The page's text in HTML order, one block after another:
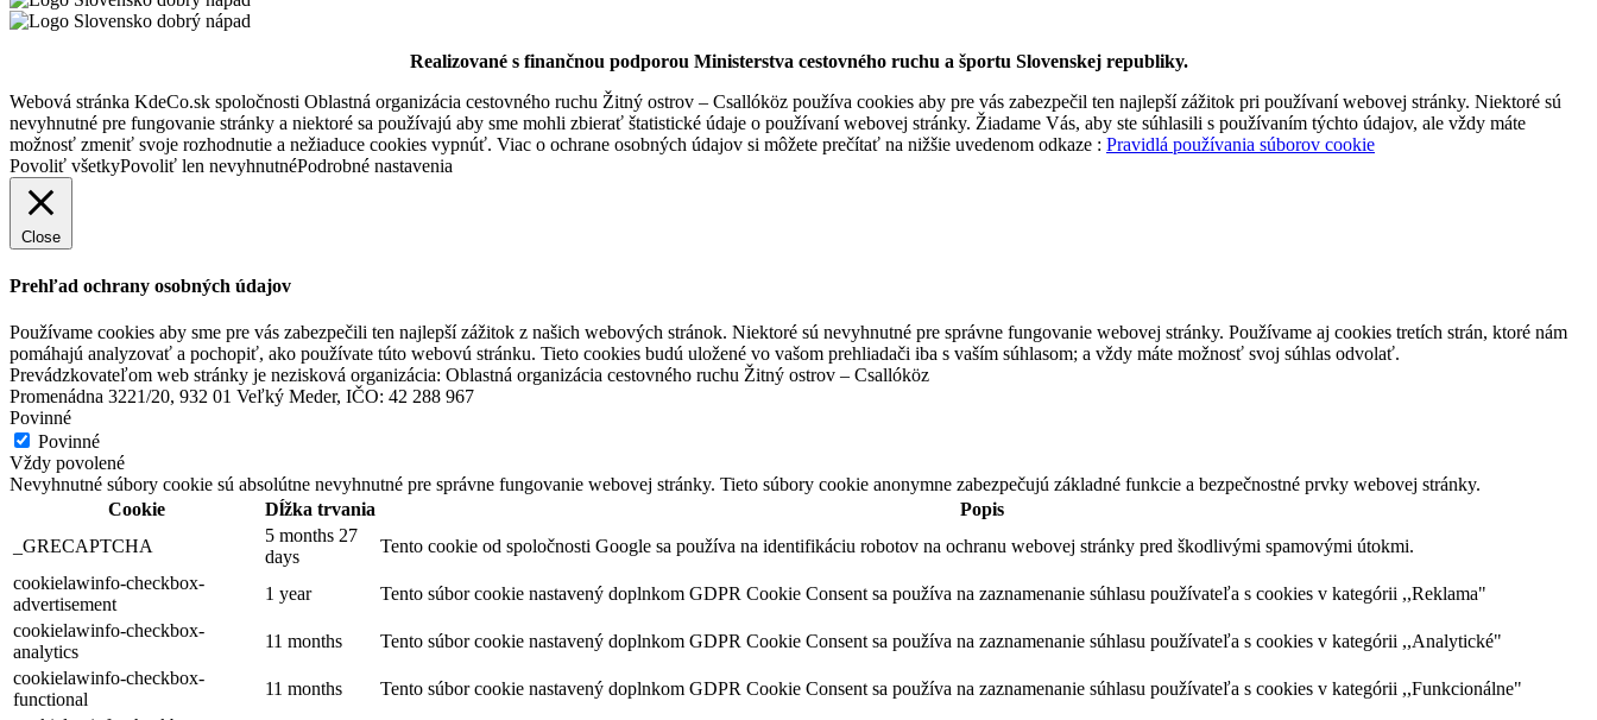
Kyselica, September 05
FestivalKoncert
Mesto Šamorín
Šamorín, Január 01
FestivalKoncert
Dni svätého Štefana v Šamoríne
Thermalpark Dunajská Streda
Realizované s finančnou podporou Ministerstva cestovného ruchu a športu Slovenskej republiky.
Webová stránka KdeCo.sk spoločnosti Oblastná organizácia cestovného ruchu Žitný ostrov – Csallóköz používa cookies aby pre vás zabezpečil ten najlepší zážitok pri používaní webovej stránky. Niektoré sú
nevyhnutné pre fungovanie stránky a niektoré sa používajú aby sme mohli zbierať štatistické údaje o používaní webovej stránky. Žiadame Vás, aby ste súhlasili s používaním týchto údajov, ale vždy máte
možnosť zmeniť svoje rozhodnutie a nežiaduce cookies vypnúť. Viac o ochrane osobných údajov si môžete prečítať na nižšie uvedenom odkaze : Pravidlá používania súborov cookie
Povoliť všetkyPovoliť len nevyhnutnéPodrobné nastavenia
Close
Prehľad ochrany osobných údajov
Používame cookies aby sme pre vás zabezpečili ten najlepší zážitok z našich webových stránok. Niektoré sú nevyhnutné pre správne fungovanie webovej stránky. Používame aj cookies tretích strán, ktoré nám
pomáhajú analyzovať a pochopiť, ako používate túto webovú stránku. Tieto cookies budú uložené vo vašom prehliadači iba s vaším súhlasom; a vždy máte možnosť svoj súhlas odvolať.
Prevádzkovateľom web stránky je nezisková organizácia: Oblastná organizácia cestovného ruchu Žitný ostrov – Csallóköz
Promenádna 3221/20, 932 01 Veľký Meder, IČO: 42 288 967
Povinné
Povinné
Vždy povolené
Nevyhnutné súbory cookie sú absolútne nevyhnutné pre správne fungovanie webovej stránky. Tieto súbory cookie anonymne zabezpečujú základné funkcie a bezpečnostné prvky webovej stránky.
Cookie
Dĺžka trvania
Popis
_GRECAPTCHA
5 months 27
days
Tento cookie od spoločnosti Google sa používa na identifikáciu robotov na ochranu webovej stránky pred škodlivými spamovými útokmi.
cookielawinfo-checkbox-
advertisement
1 year
Tento súbor cookie nastavený doplnkom GDPR Cookie Consent sa používa na zaznamenanie súhlasu používateľa s cookies v kategórii ,,Reklama"
cookielawinfo-checkbox-
analytics
11 months
Tento súbor cookie nastavený doplnkom GDPR Cookie Consent sa používa na zaznamenanie súhlasu používateľa s cookies v kategórii ,,Analytické"
cookielawinfo-checkbox-
functional
11 months
Tento súbor cookie nastavený doplnkom GDPR Cookie Consent sa používa na zaznamenanie súhlasu používateľa s cookies v kategórii ,,Funkcionálne"